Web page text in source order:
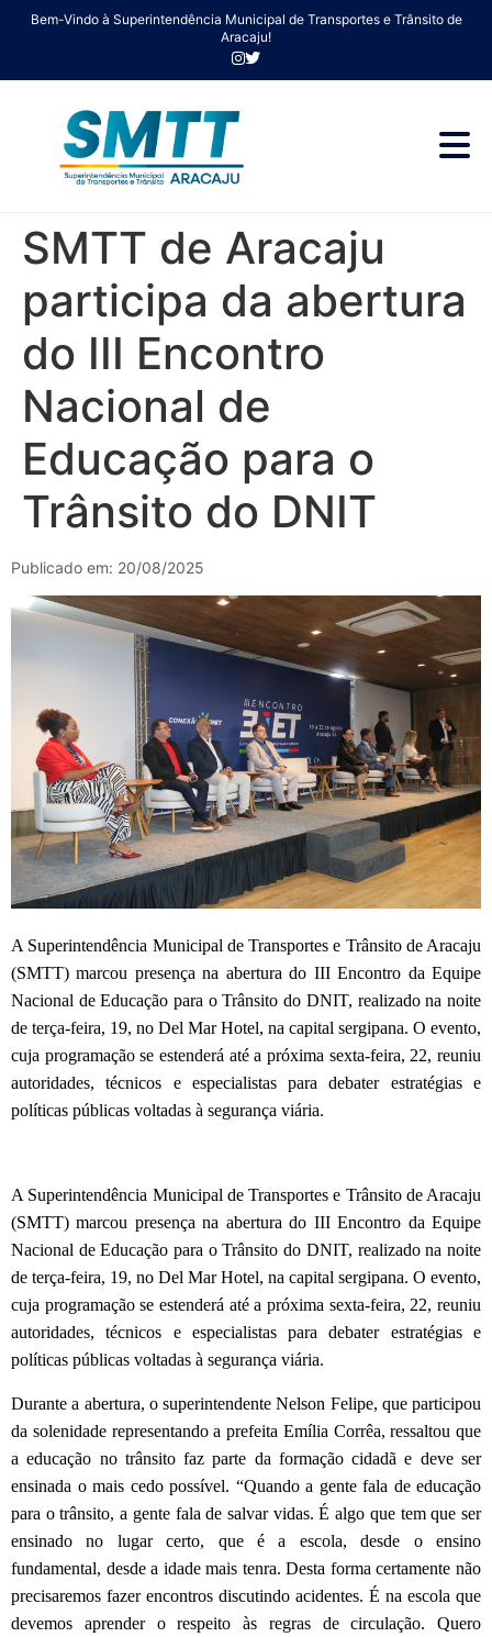
Bem-Vindo à Superintendência Municipal de Transportes e Trânsito de
Aracaju!
SMTT de Aracaju
participa da abertura
do III Encontro
Nacional de
Educação para o
Trânsito do DNIT
Publicado em: 20/08/2025
A Superintendência Municipal de Transportes e Trânsito de Aracaju
(SMTT) marcou presença na abertura do III Encontro da Equipe
Nacional de Educação para o Trânsito do DNIT, realizado na noite
de terça-feira, 19, no Del Mar Hotel, na capital sergipana. O evento,
cuja programação se estenderá até a próxima sexta-feira, 22, reuniu
autoridades, técnicos e especialistas para debater estratégias e
políticas públicas voltadas à segurança viária.
A Superintendência Municipal de Transportes e Trânsito de Aracaju
(SMTT) marcou presença na abertura do III Encontro da Equipe
Nacional de Educação para o Trânsito do DNIT, realizado na noite
de terça-feira, 19, no Del Mar Hotel, na capital sergipana. O evento,
cuja programação se estenderá até a próxima sexta-feira, 22, reuniu
autoridades, técnicos e especialistas para debater estratégias e
políticas públicas voltadas à segurança viária.
Durante a abertura, o superintendente Nelson Felipe, que participou
da solenidade representando a prefeita Emília Corrêa, ressaltou que
a educação no trânsito faz parte da formação cidadã e deve ser
ensinada o mais cedo possível. “Quando a gente fala de educação
para o trânsito, a gente fala de salvar vidas. É algo que tem que ser
ensinado no lugar certo, que é a escola, desde o ensino
fundamental, desde a idade mais tenra. Desta forma certamente não
precisaremos fazer encontros discutindo acidentes. É na escola que
devemos aprender o respeito às regras de circulação. Quero